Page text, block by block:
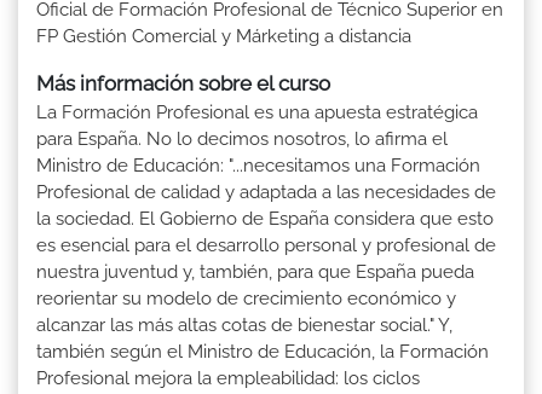
Oficial de Formación Profesional de Técnico Superior en
FP Gestión Comercial y Márketing a distancia
Más información sobre el curso
La Formación Profesional es una apuesta estratégica
para España. No lo decimos nosotros, lo afirma el
Ministro de Educación: "...necesitamos una Formación
Profesional de calidad y adaptada a las necesidades de
la sociedad. El Gobierno de España considera que esto
es esencial para el desarrollo personal y profesional de
nuestra juventud y, también, para que España pueda
reorientar su modelo de crecimiento económico y
alcanzar las más altas cotas de bienestar social." Y,
también según el Ministro de Educación, la Formación
Profesional mejora la empleabilidad: los ciclos